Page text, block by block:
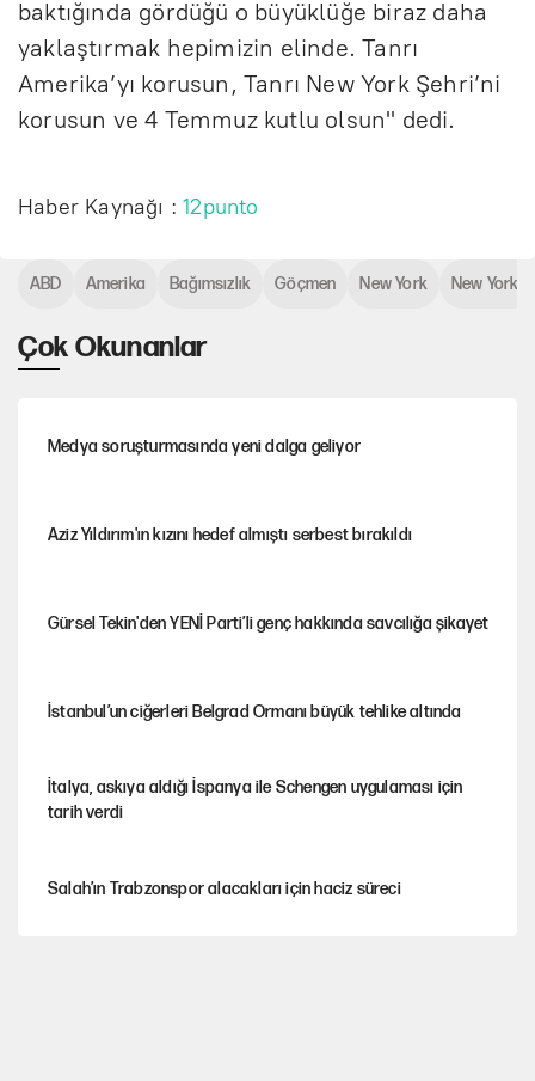
baktığında gördüğü o büyüklüğe biraz daha
yaklaştırmak hepimizin elinde. Tanrı
Amerika’yı korusun, Tanrı New York Şehri’ni
korusun ve 4 Temmuz kutlu olsun" dedi.
Haber Kaynağı :12punto
Çok Okunanlar
Medya soruşturmasında yeni dalga geliyor
Aziz Yıldırım'ın kızını hedef almıştı serbest bırakıldı
Gürsel Tekin'den YENİ Parti’li genç hakkında savcılığa şikayet
İstanbul’un ciğerleri Belgrad Ormanı büyük tehlike altında
İtalya, askıya aldığı İspanya ile Schengen uygulaması için
tarih verdi
Salah’ın Trabzonspor alacakları için haciz süreci
ABD Amerika Bağımsızlık Göçmen New York New York